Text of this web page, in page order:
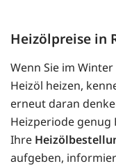
Heizölpreise in
Wenn Sie im
Heizöl heizen,
erneut daran
Heizperiode genug
Ihre
aufgeben,